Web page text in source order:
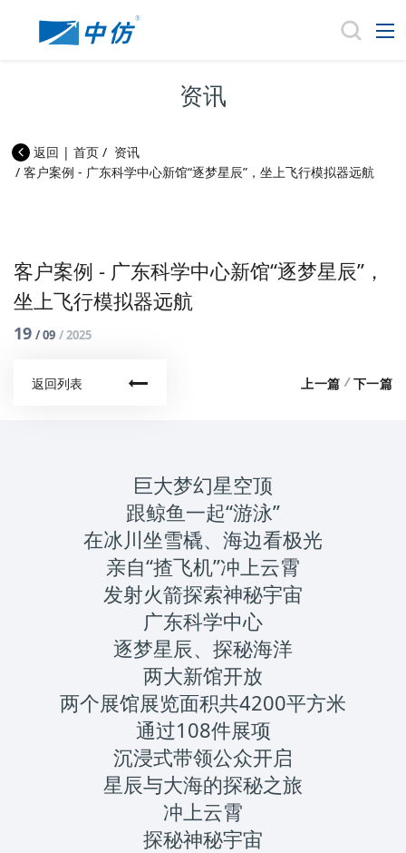
资讯
返回 |首页 / 资讯
/客户案例 - 广东科学中心新馆“逐梦星辰”，坐上飞行模拟器远航
客户案例 - 广东科学中心新馆“逐梦星辰”，
坐上飞行模拟器远航
19 / 09 / 2025
返回列表 上一篇 /下一篇
巨大梦幻星空顶
跟鲸鱼一起“游泳”
在冰川坐雪橇、海边看极光
亲自“揸飞机”冲上云霄
发射火箭探索神秘宇宙
广东科学中心
逐梦星辰、探秘海洋
两大新馆开放
两个展馆展览面积共4200平方米
通过108件展项
沉浸式带领公众开启
星辰与大海的探秘之旅
冲上云霄
探秘神秘宇宙